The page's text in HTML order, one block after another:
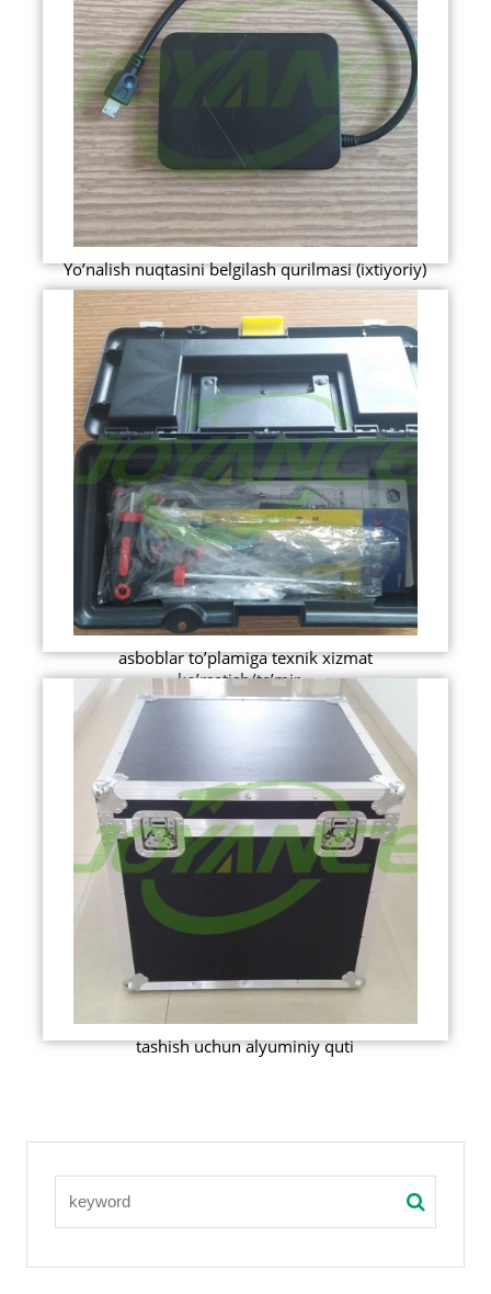
Yo’nalish nuqtasini belgilash qurilmasi (ixtiyoriy)
asboblar to’plamiga texnik xizmat
ko’rsatish/ta’mir...
tashish uchun alyuminiy quti